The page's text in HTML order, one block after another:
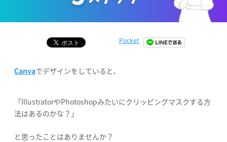
Pocket
Canvaでデザインをしていると、
「IllustratorやPhotoshopみたいにクリッピングマスクする方
法はあるのかな？」
と思ったことはありませんか？